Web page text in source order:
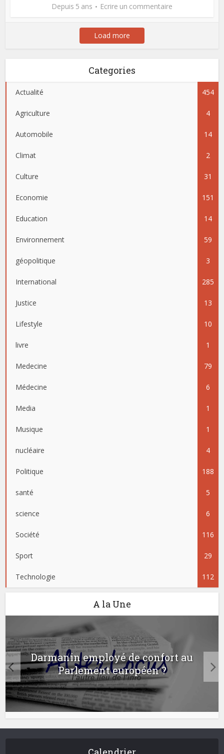
Depuis 5 ans Ecrire un commentaire
Load more
Categories
Actualité 454
Agriculture 4
Automobile 14
Climat 2
Culture 31
Economie 151
Education 14
Environnement 59
géopolitique 3
International 285
Justice 13
Lifestyle 10
livre 1
Medecine 79
Médecine 6
Media 1
Musique 1
nucléaire 4
Politique 188
santé 5
science 6
Société 116
Sport 29
Technologie 112
A la Une
Darmanin employé de confort au
Parlement européen ?